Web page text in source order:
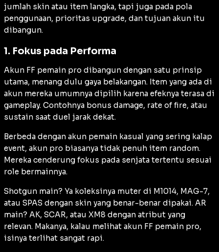
jumlah skin atau item langka, tapi juga pada pola
penggunaan, prioritas upgrade, dan tujuan akun itu
dibangun.
1. Fokus pada Performa
Akun FF pemain pro dibangun dengan satu prinsip
utama, menang dulu gaya belakangan. Item yang ada di
akun mereka umumnya dipilih karena efeknya terasa di
gameplay. Contohnya bonus damage, rate of fire, atau
sustain saat duel jarak dekat.
Berbeda dengan akun pemain kasual yang sering kalap
event, akun pro biasanya tidak penuh item random.
Mereka cenderung fokus pada senjata tertentu sesuai
role bermainnya.
Shotgun main? Ya koleksinya muter di M1014, MAG-7,
atau SPAS dengan skin yang benar-benar dipakai. AR
main? AK, SCAR, atau XM8 dengan atribut yang
relevan. Makanya, kalau melihat akun FF pemain pro,
isinya terlihat sangat rapi.